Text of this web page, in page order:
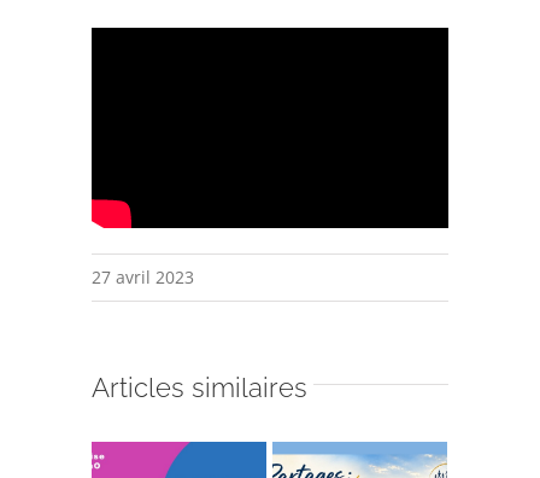
27 avril 2023
Articles similaires